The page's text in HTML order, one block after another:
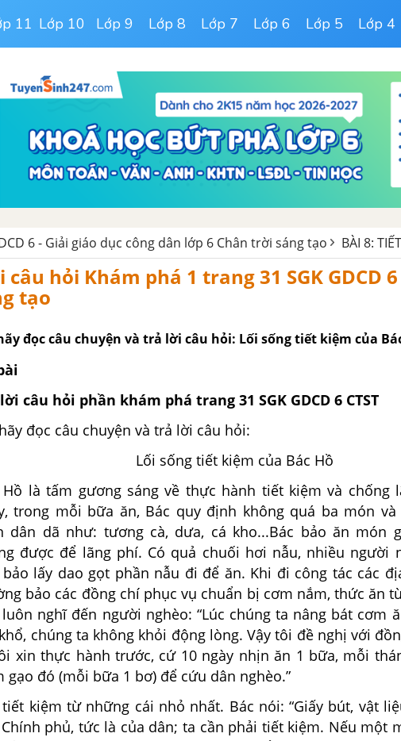
11 Lớp 10 Lớp 9 Lớp 8 Lớp 7 Lớp 6 Lớp 5 Lớp 4
6 - Giải giáo dục công dân lớp 6 Chân trời sáng tạo BÀI 8:
câu hỏi Khám phá 1 trang 31 SGK GDCD
tạo
đọc câu chuyện và trả lời câu hỏi: Lối sống tiết kiệm của
câu hỏi phần khám phá trang 31 SGK GDCD 6 CTST
đọc câu chuyện và trả lời câu hỏi:
Lối sống tiết kiệm của Bác Hồ
Hồ là tấm gương sáng về thực hành tiết kiệm và chống
trong mỗi bữa ăn, Bác quy định không quá ba món
dân dã như: tương cà, dưa, cá kho...Bác bảo ăn món
được để lãng phí. Có quả chuối hơi nẫu, nhiều người
bảo lấy dao gọt phần nẫu đi để ăn. Khi đi công tác các
bảo các đồng chí phục vụ chuẩn bị cơm nắm, thức ăn
luôn nghĩ đến người nghèo: “Lúc chúng ta nâng bát cơm
chúng ta không khỏi động lòng. Vậy tôi đề nghị với
xin thực hành trước, cứ 10 ngày nhịn ăn 1 bữa, mỗi
gạo đó (mỗi bữa 1 bơ) để cứu dân nghèo.”
tiết kiệm từ những cái nhỏ nhất. Bác nói: “Giấy bút, vật
phủ, tức là của dân; ta cần phải tiết kiệm. Nếu một